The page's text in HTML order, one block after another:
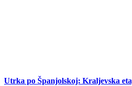
Utrka po Španjolskoj: Kraljevska